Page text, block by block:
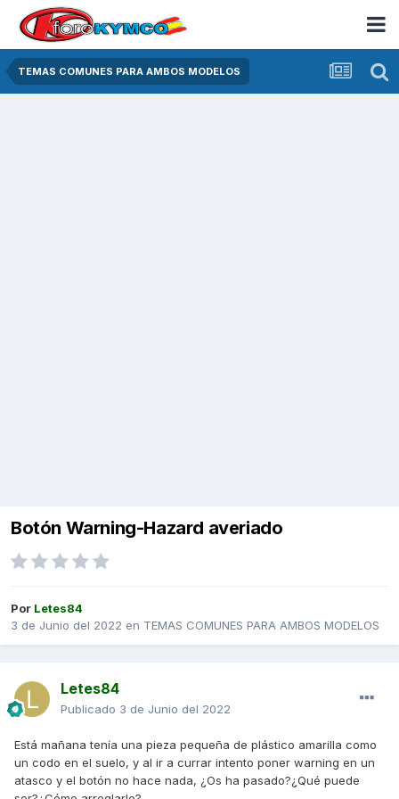
TEMAS COMUNES PARA AMBOS MODELOS
Botón Warning-Hazard averiado
Por Letes84
3 de Junio del 2022 en TEMAS COMUNES PARA AMBOS MODELOS
Letes84
Publicado 3 de Junio del 2022
Está mañana tenía una pieza pequeña de plástico amarilla como
un codo en el suelo, y al ir a currar intento poner warning en un
atasco y el botón no hace nada, ¿Os ha pasado?¿Qué puede